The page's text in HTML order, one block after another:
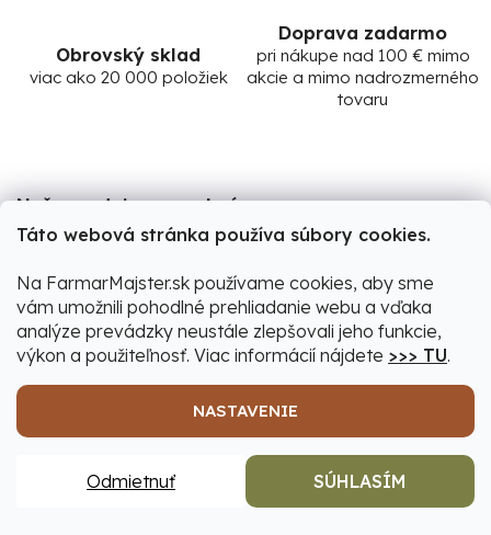
Táto webová stránka používa súbory cookies.
Na FarmarMajster.sk používame cookies, aby sme
vám umožnili pohodlné prehliadanie webu a vďaka
analýze prevádzky neustále zlepšovali jeho funkcie,
výkon a použiteľnosť. Viac informácií nájdete >>> TU.
NASTAVENIE
Odmietnuť SÚHLASÍM
Obrovský sklad
viac ako 20 000 položiek
Doprava zadarmo
pri nákupe nad 100 € mimo
akcie a mimo nadrozmerného
tovaru
Naše predajne a osobný
odber
v Leviciach a Šamoríne
30+ ročné skúsenosti
Z
á
ä
ODOBERAŤ NEWSLETTER
Vložte svoj e-mail a my Vám budeme zasielať informácie
o nových produktoch na našom e-shope.